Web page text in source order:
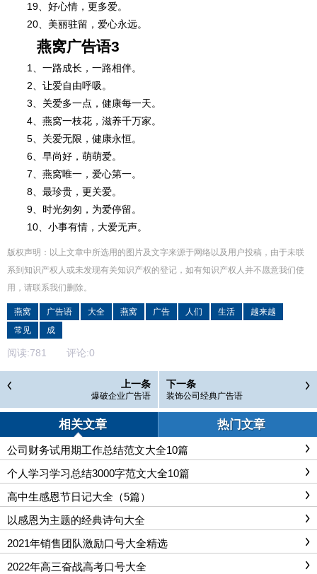
19、好心情，更多爱。
20、美丽驻留，爱心永远。
燕窝广告语3
1、一路成长，一路相伴。
2、让爱自由呼吸。
3、关爱多一点，健康每一天。
4、燕窝一枝花，滋养千万家。
5、关爱无限，健康永恒。
6、早尚好，萌萌爱。
7、燕窝唯一，爱心第一。
8、最珍贵，更关爱。
9、时光匆匆，为爱停留。
10、小事有情，大爱无声。
版权声明：以上文章中所选用的图片及文字来源于网络以及用户投稿，由于未联
系到知识产权人或未发现有关知识产权的登记，如有知识产权人并不愿意我们使
用，请联系我们删除。
燕窝 广告语 大全 燕窝 广告 人们 生活
越来越
常见
成
阅读:781 评论:0
上一条
爆破企业广告语
下一条
装饰公司经典广告语
相关文章 热门文章
公司财务试用期工作总结范文大全10篇
个人学习学习总结3000字范文大全10篇
高中生感恩节日记大全（5篇）
以感恩为主题的经典诗句大全
2021年销售团队激励口号大全精选
2022年高三奋战高考口号大全